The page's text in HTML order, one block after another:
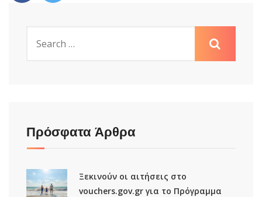
Πρόσφατα Άρθρα
Ξεκινούν οι αιτήσεις στο
vouchers.gov.gr για το Πρόγραμμα